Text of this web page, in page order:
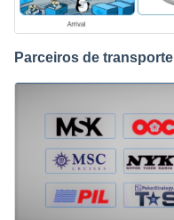
Parceiros de transporte